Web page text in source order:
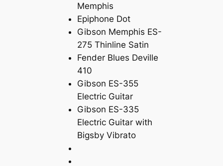
Memphis
Epiphone Dot
Gibson Memphis ES-
275 Thinline Satin
Fender Blues Deville
410
Gibson ES-355
Electric Guitar
Gibson ES-335
Electric Guitar with
Bigsby Vibrato